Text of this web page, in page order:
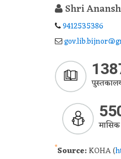
Shri
9412535386
मासिक
*Source:KOHA (